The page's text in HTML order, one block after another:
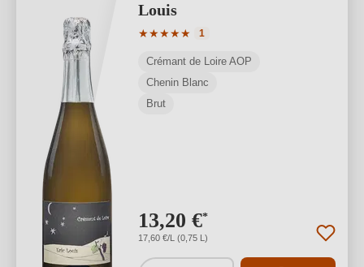
Louis
★★★★★
Durchschnittliche Bewertung von 5
1
Crémant de Loire AOP
Chenin Blanc
Brut
13,20 €*
17,60 €/L (0,75 L)